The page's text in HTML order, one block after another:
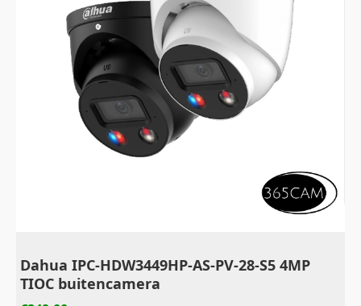
Dahua IPC-HDW3449HP-AS-PV-28-S5 4MP
TIOC buitencamera